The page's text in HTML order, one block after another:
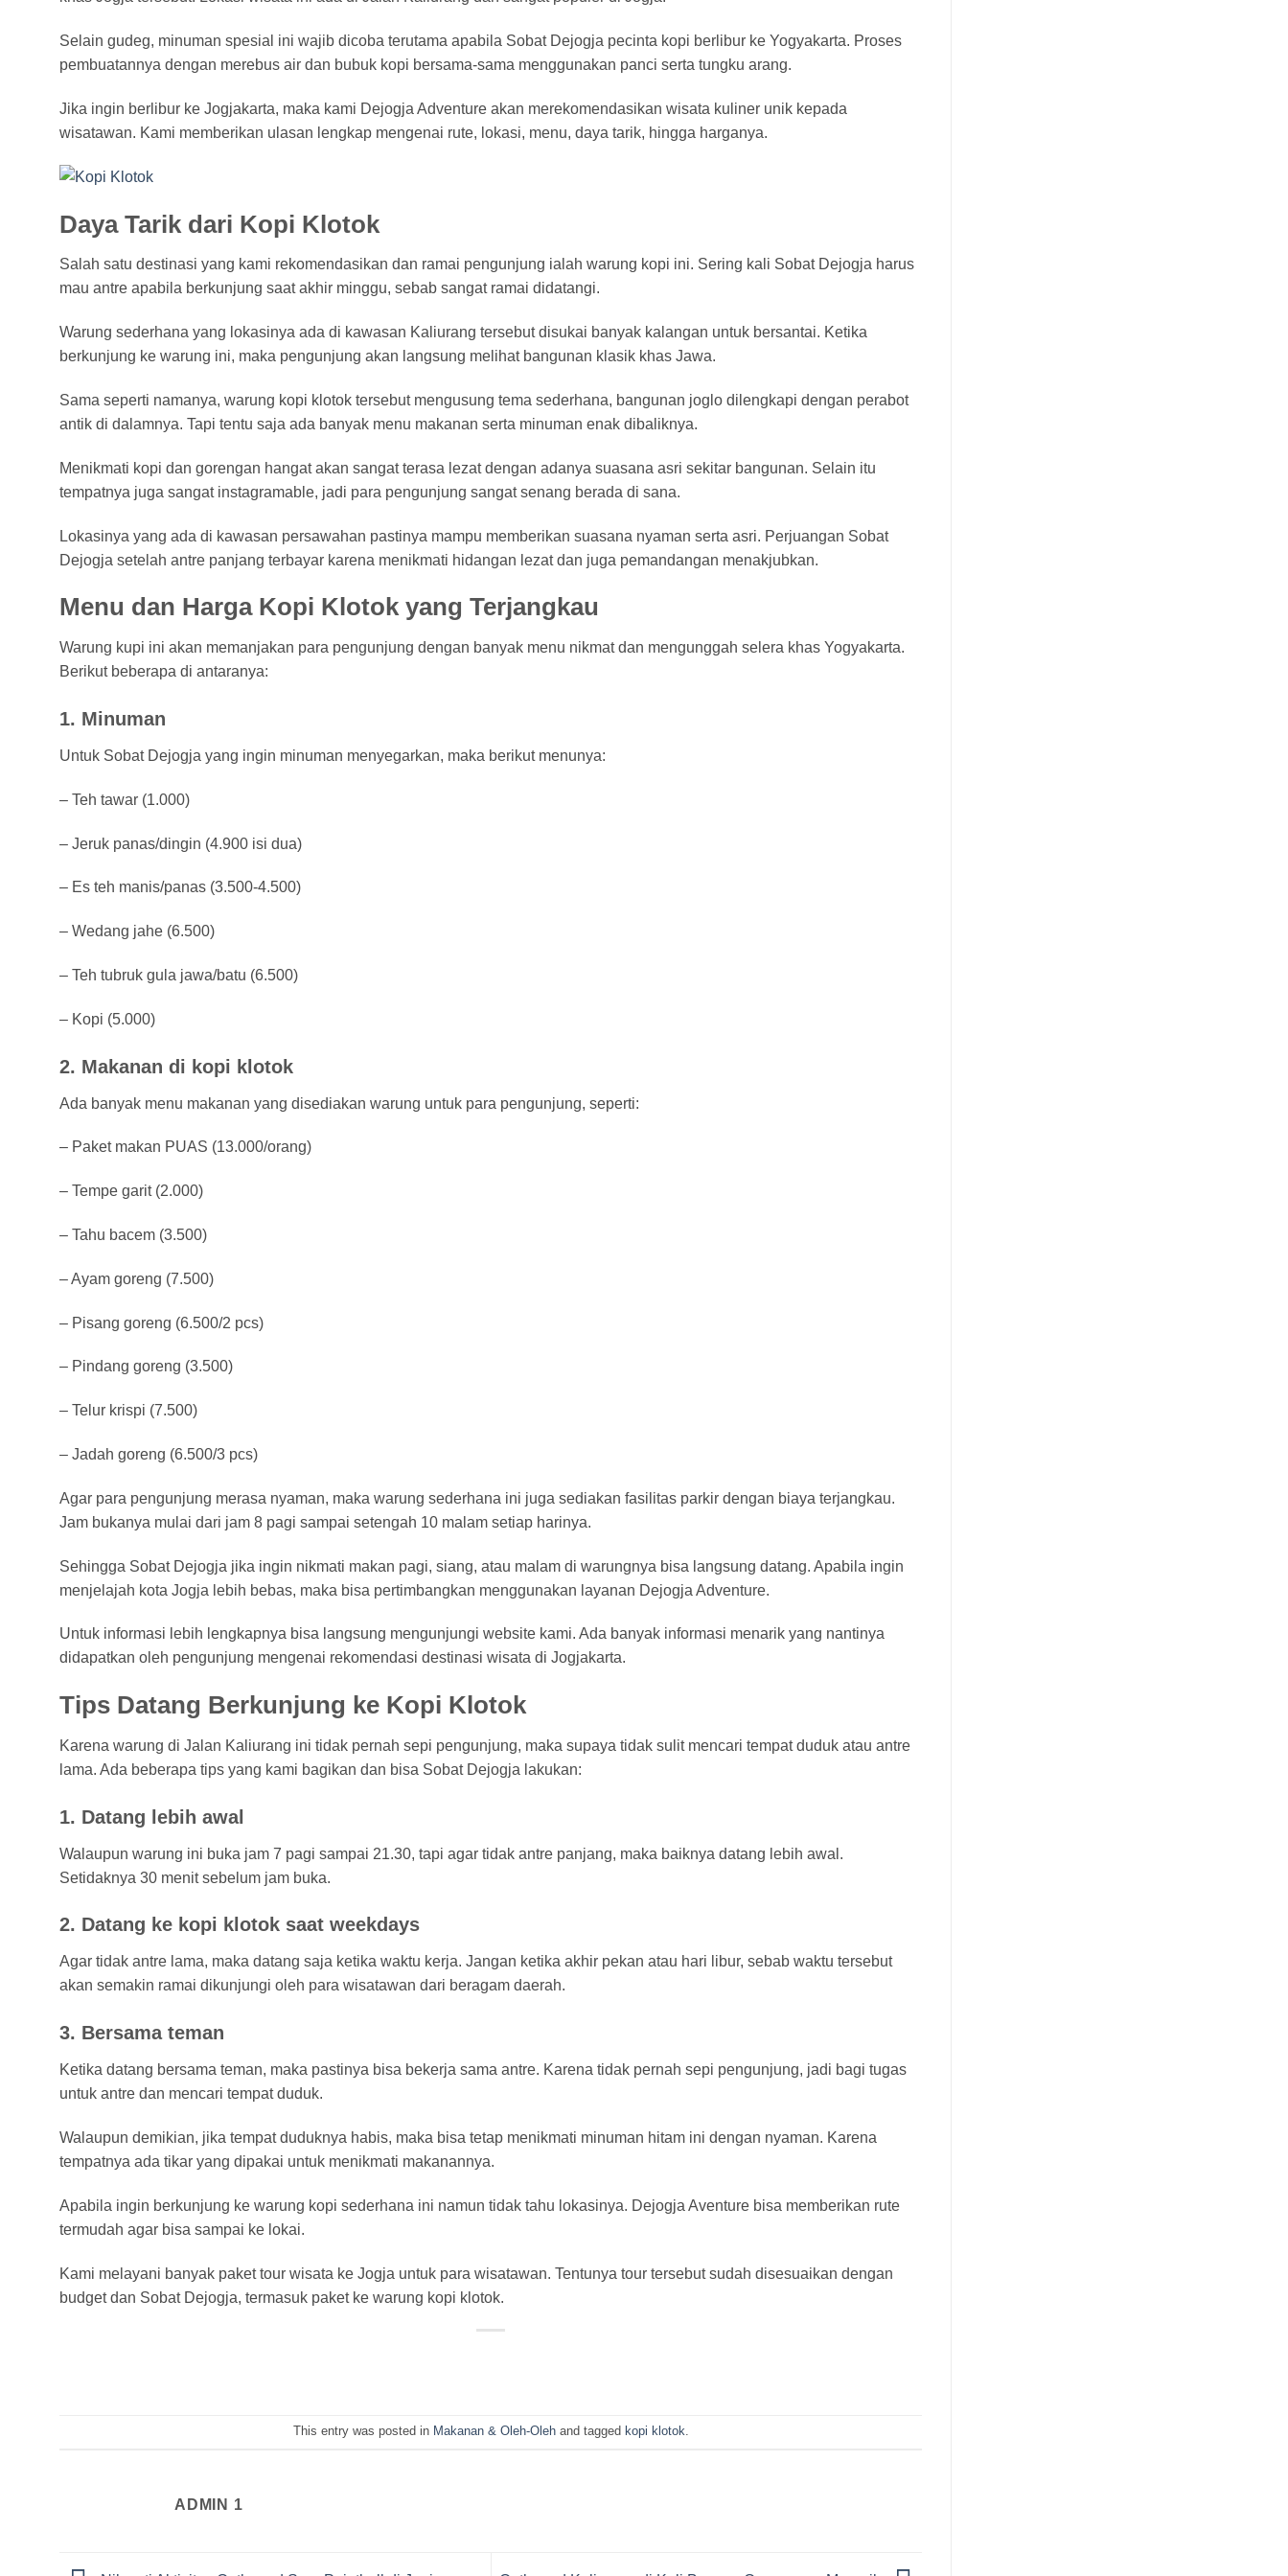
Selain gudeg, minuman spesial ini wajib dicoba terutama apabila Sobat Dejogja pecinta kopi berlibur ke Yogyakarta. Proses
pembuatannya dengan merebus air dan bubuk kopi bersama-sama menggunakan panci serta tungku arang.
Jika ingin berlibur ke Jogjakarta, maka kami Dejogja Adventure akan merekomendasikan wisata kuliner unik kepada
wisatawan. Kami memberikan ulasan lengkap mengenai rute, lokasi, menu, daya tarik, hingga harganya.
Daya Tarik dari Kopi Klotok
Salah satu destinasi yang kami rekomendasikan dan ramai pengunjung ialah warung kopi ini. Sering kali Sobat Dejogja harus
mau antre apabila berkunjung saat akhir minggu, sebab sangat ramai didatangi.
Warung sederhana yang lokasinya ada di kawasan Kaliurang tersebut disukai banyak kalangan untuk bersantai. Ketika
berkunjung ke warung ini, maka pengunjung akan langsung melihat bangunan klasik khas Jawa.
Sama seperti namanya, warung kopi klotok tersebut mengusung tema sederhana, bangunan joglo dilengkapi dengan perabot
antik di dalamnya. Tapi tentu saja ada banyak menu makanan serta minuman enak dibaliknya.
Menikmati kopi dan gorengan hangat akan sangat terasa lezat dengan adanya suasana asri sekitar bangunan. Selain itu
tempatnya juga sangat instagramable, jadi para pengunjung sangat senang berada di sana.
Lokasinya yang ada di kawasan persawahan pastinya mampu memberikan suasana nyaman serta asri. Perjuangan Sobat
Dejogja setelah antre panjang terbayar karena menikmati hidangan lezat dan juga pemandangan menakjubkan.
Menu dan Harga Kopi Klotok yang Terjangkau
Warung kupi ini akan memanjakan para pengunjung dengan banyak menu nikmat dan mengunggah selera khas Yogyakarta.
Berikut beberapa di antaranya:
1. Minuman
Untuk Sobat Dejogja yang ingin minuman menyegarkan, maka berikut menunya:
– Teh tawar (1.000)
– Jeruk panas/dingin (4.900 isi dua)
– Es teh manis/panas (3.500-4.500)
– Wedang jahe (6.500)
– Teh tubruk gula jawa/batu (6.500)
– Kopi (5.000)
2. Makanan di kopi klotok
Ada banyak menu makanan yang disediakan warung untuk para pengunjung, seperti:
– Paket makan PUAS (13.000/orang)
– Tempe garit (2.000)
– Tahu bacem (3.500)
– Ayam goreng (7.500)
– Pisang goreng (6.500/2 pcs)
– Pindang goreng (3.500)
– Telur krispi (7.500)
– Jadah goreng (6.500/3 pcs)
Agar para pengunjung merasa nyaman, maka warung sederhana ini juga sediakan fasilitas parkir dengan biaya terjangkau.
Jam bukanya mulai dari jam 8 pagi sampai setengah 10 malam setiap harinya.
Sehingga Sobat Dejogja jika ingin nikmati makan pagi, siang, atau malam di warungnya bisa langsung datang. Apabila ingin
menjelajah kota Jogja lebih bebas, maka bisa pertimbangkan menggunakan layanan Dejogja Adventure.
Untuk informasi lebih lengkapnya bisa langsung mengunjungi website kami. Ada banyak informasi menarik yang nantinya
didapatkan oleh pengunjung mengenai rekomendasi destinasi wisata di Jogjakarta.
Tips Datang Berkunjung ke Kopi Klotok
Karena warung di Jalan Kaliurang ini tidak pernah sepi pengunjung, maka supaya tidak sulit mencari tempat duduk atau antre
lama. Ada beberapa tips yang kami bagikan dan bisa Sobat Dejogja lakukan:
1. Datang lebih awal
Walaupun warung ini buka jam 7 pagi sampai 21.30, tapi agar tidak antre panjang, maka baiknya datang lebih awal.
Setidaknya 30 menit sebelum jam buka.
2. Datang ke kopi klotok saat weekdays
Agar tidak antre lama, maka datang saja ketika waktu kerja. Jangan ketika akhir pekan atau hari libur, sebab waktu tersebut
akan semakin ramai dikunjungi oleh para wisatawan dari beragam daerah.
3. Bersama teman
Ketika datang bersama teman, maka pastinya bisa bekerja sama antre. Karena tidak pernah sepi pengunjung, jadi bagi tugas
untuk antre dan mencari tempat duduk.
Walaupun demikian, jika tempat duduknya habis, maka bisa tetap menikmati minuman hitam ini dengan nyaman. Karena
tempatnya ada tikar yang dipakai untuk menikmati makanannya.
Apabila ingin berkunjung ke warung kopi sederhana ini namun tidak tahu lokasinya. Dejogja Aventure bisa memberikan rute
termudah agar bisa sampai ke lokai.
Kami melayani banyak paket tour wisata ke Jogja untuk para wisatawan. Tentunya tour tersebut sudah disesuaikan dengan
budget dan Sobat Dejogja, termasuk paket ke warung kopi klotok.
This entry was posted in Makanan & Oleh-Olehand tagged kopi klotok.
ADMIN 1